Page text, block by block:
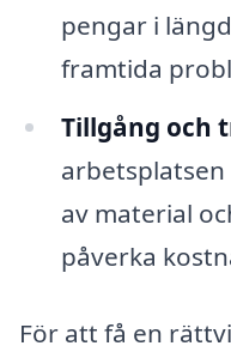
pengar i
framtida
Tillgång och
av material
påverka
För att få en